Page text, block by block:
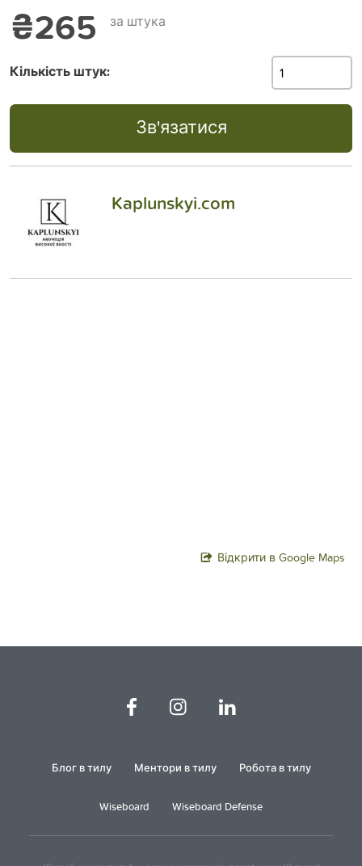
₴265 за штука
Кількість штук:
Зв'язатися
Kaplunskyi.com
Відкрити в Google Maps
Блог в тилу Ментори в тилу Робота в тилу
Wiseboard Wiseboard Defense